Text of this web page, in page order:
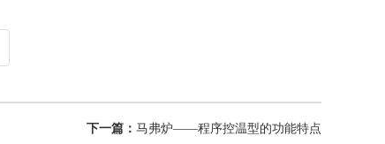
下一篇： 马弗炉——程序控温型的功能特点